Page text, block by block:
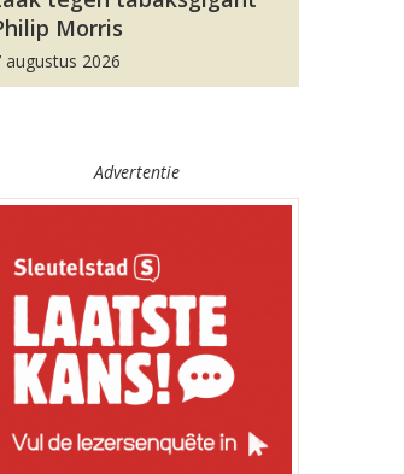
Morris
augustus 2026
Advertentie